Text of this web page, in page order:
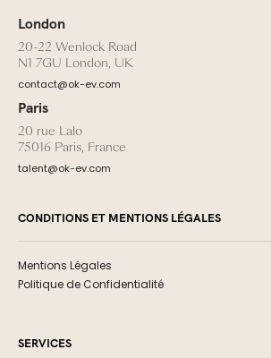
London
20-22 Wenlock Road
N1 7GU London, UK
contact@ok-ev.com
Paris
20 rue Lalo
75016 Paris, France
talent@ok-ev.com
CONDITIONS ET MENTIONS LÉGALES
Mentions Légales
Politique de Confidentialité
SERVICES